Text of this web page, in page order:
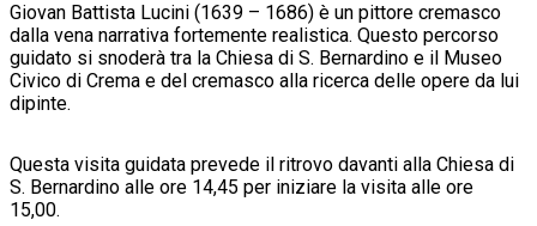
Giovan Battista Lucini (1639 – 1686) è un pittore cremasco
dalla vena narrativa fortemente realistica. Questo percorso
guidato si snoderà tra la Chiesa di S. Bernardino e il Museo
Civico di Crema e del cremasco alla ricerca delle opere da lui
dipinte.
Questa visita guidata prevede il ritrovo davanti alla Chiesa di
S. Bernardino alle ore 14,45 per iniziare la visita alle ore
15,00.